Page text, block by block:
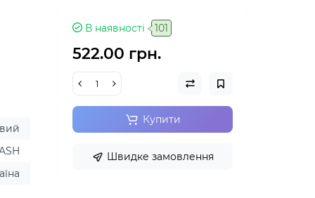
В наявності 101
522.00 грн.
Купити
Швидке замовлення